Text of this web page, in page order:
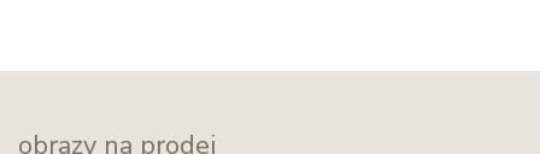
obrazy na prodej